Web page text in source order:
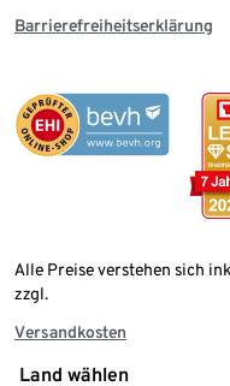
Barrierefreiheitserklärung
Alle Preise verstehen sich
zzgl.
Versandkosten
Land wählen